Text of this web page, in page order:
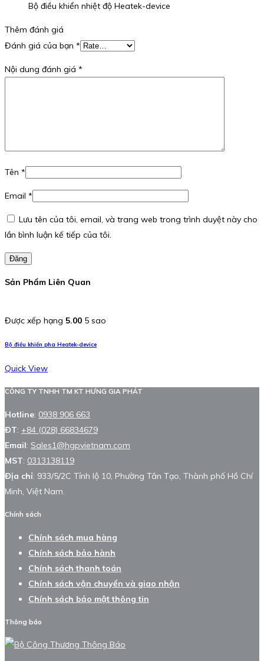
Bộ điều khiển nhiệt độ Heatek-device
Thêm đánh giá
Đánh giá của bạn *
Nội dung đánh giá *
Tên *
Email *
Lưu tên của tôi, email, và trang web trong trình duyệt này cho
lần bình luận kế tiếp của tôi.
Đăng
Sản Phẩm Liên Quan
Được xếp hạng 5.00 5 sao
Bộ điều khiển pha Heatek-device
Quick View
CÔNG TY TNHH TM KT HƯNG GIA PHÁT
Hotline: 0938 906 663
ĐT: +84 (028) 66834679
Email: Sales1@hgpvietnam.com
MST: 0313138119
Địa chỉ: 933/5/2C Tỉnh lộ 10, Phường Tân Tạo, Thành phố Hồ Chí
Minh, Việt Nam.
Chính sách
Chính sách mua hàng
Chính sách bảo hành
Chính sách thanh toán
Chính sách vận chuyển và giao nhận
Chính sách bảo mật thông tin
Thông báo